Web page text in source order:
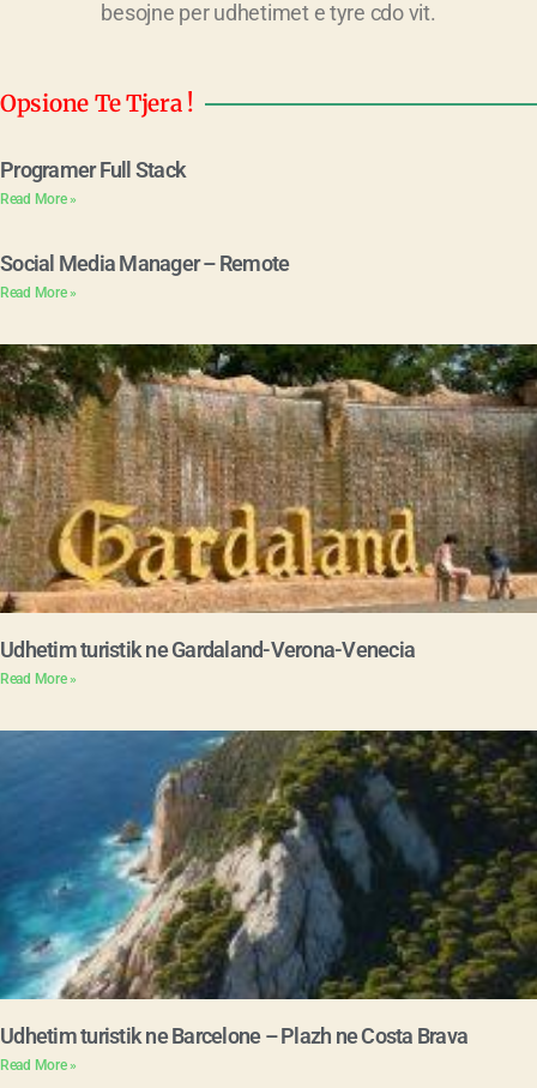
besojne per udhetimet e tyre cdo vit.
Opsione Te Tjera !
Programer Full Stack
Read More »
Social Media Manager – Remote
Read More »
Udhetim turistik ne Gardaland-Verona-Venecia
Read More »
Udhetim turistik ne Barcelone – Plazh ne Costa Brava
Read More »